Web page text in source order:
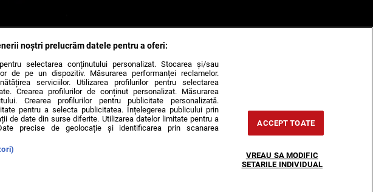
cu putere…”
CIF: RO35451445
noștri prelucrăm datele pentru a oferi:
selectarea conținutului personalizat. Stocarea și/sau
de pe un dispozitiv. Măsurarea performanței reclamelor.
serviciilor. Utilizarea profilurilor pentru selectarea
Crearea profilurilor de conținut personalizat. Măsurarea
Crearea profilurilor pentru publicitate personalizată.
pentru a selecta publicitatea. Înțelegerea publicului prin
de date din surse diferite. Utilizarea datelor limitate pentru a
precise de geolocație și identificarea prin scanarea
ACCEPT TOATE
VREAU SA MODIFIC
SETARILE INDIVIDUAL